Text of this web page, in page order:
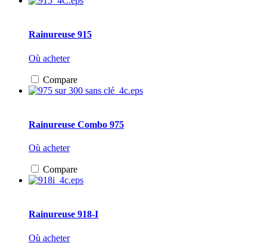
Rainureuse 915
Où acheter
Compare
Rainureuse Combo 975
Où acheter
Compare
Rainureuse 918-I
Où acheter